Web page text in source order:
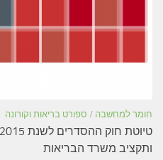
חומר למחשבה / ספורט בריאות וקורונה
ותקציב משרד הבריאות